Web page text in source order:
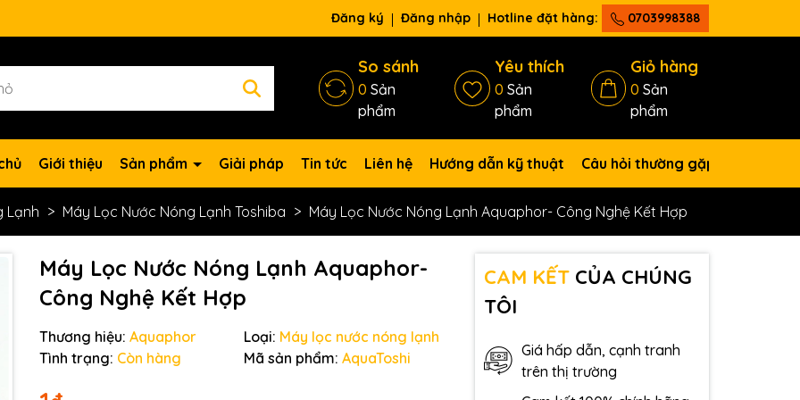
chờ đợi bạn Đăng ký Đăng nhập Hotline đặt hàng: 0703998388
So sánh
0 Sản
phẩm
Yêu thích
0 Sản
phẩm
Giỏ hàng
0 Sản
phẩm
Giới thiệu Sản phẩm Giải pháp Tin tức Liên hệ Hướng dẫn kỹ thuật Câu hỏi thường gặp
Lạnh Máy Lọc Nước Nóng Lạnh Toshiba Máy Lọc Nước Nóng Lạnh Aquaphor- Công Nghệ Kết Hợp
Máy Lọc Nước Nóng Lạnh Aquaphor-
Công Nghệ Kết Hợp
Thương hiệu: Aquaphor Loại: Máy lọc nước nóng lạnh
Tình trạng: Còn hàng Mã sản phẩm: AquaToshi
CAM KẾTCỦA CHÚNG
TÔI
Giá hấp dẫn, cạnh tranh
trên thị trường